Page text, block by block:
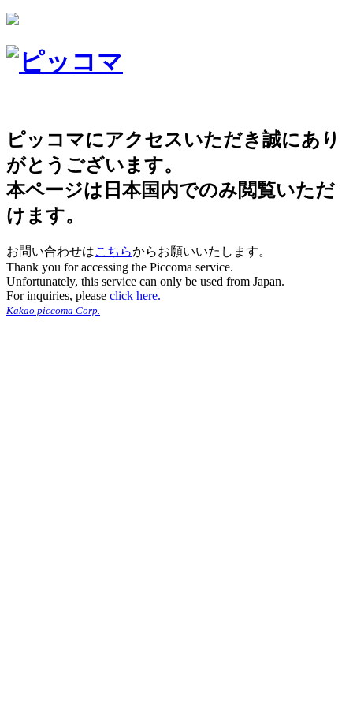
ピッコマにアクセスいただき誠にあり
がとうございます。
本ページは日本国内でのみ閲覧いただ
けます。
お問い合わせはこちらからお願いいたします。
Thank you for accessing the Piccoma service.
Unfortunately, this service can only be used from Japan.
For inquiries, please click here.
Kakao piccoma Corp.